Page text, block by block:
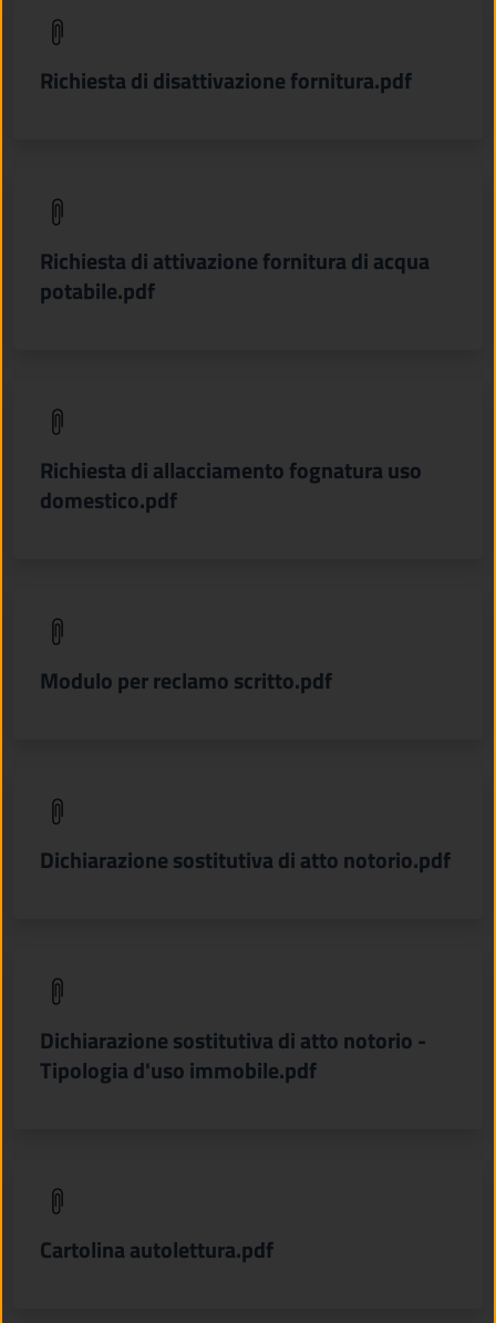
Richiesta di disattivazione fornitura.pdf
(apre in un'altra scheda).
Richiesta di attivazione fornitura di acqua
potabile.pdf
(apre in un'altra scheda).
Richiesta di allacciamento fognatura uso
domestico.pdf
(apre in un'altra scheda).
Modulo per reclamo scritto.pdf
(apre in un'altra scheda).
Dichiarazione sostitutiva di atto notorio.pdf
(apre in un'altra scheda).
Dichiarazione sostitutiva di atto notorio -
Tipologia d'uso immobile.pdf
(apre in un'altra scheda).
Cartolina autolettura.pdf
(apre in un'altra scheda).